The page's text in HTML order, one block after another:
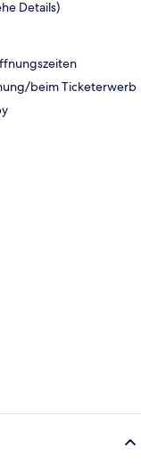
Details)
beim Ticketerwerb